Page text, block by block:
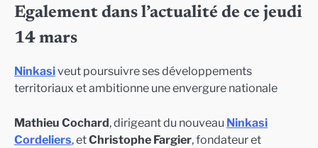
Egalement dans l’actualité de ce jeudi
14 mars
Ninkasiveut poursuivre ses développements
territoriaux et ambitionne une envergure nationale
Mathieu Cochard, dirigeant du nouveau Ninkasi
Cordeliers, etChristophe Fargier, fondateur et